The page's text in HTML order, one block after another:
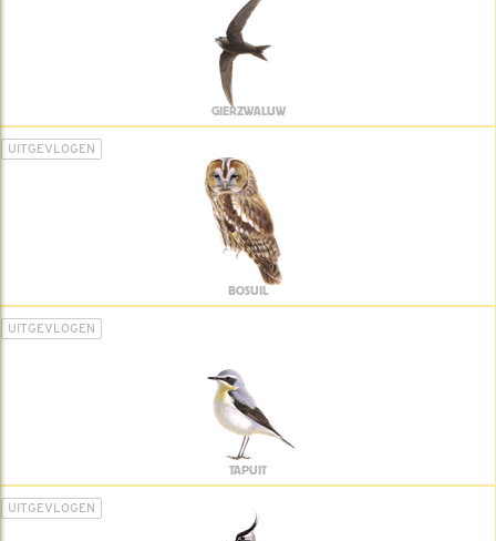
GIERZWALUW
UITGEVLOGEN
BOSUIL
UITGEVLOGEN
TAPUIT
UITGEVLOGEN